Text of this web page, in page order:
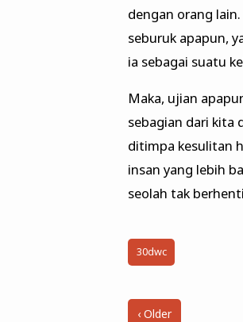
dengan orang
seburuk apapun,
ia sebagai suatu
Maka, ujian
sebagian dari kita
ditimpa kesulitan
insan yang lebih
seolah tak
30dwc
‹ Older